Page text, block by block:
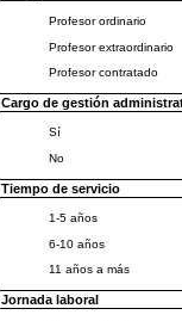
Profesor ordinario
Profesor extraordinario
Profesor contratado
Cargo de gestión
Sí
No
Tiempo de servicio
1-5 años
6-10 años
11 años a más
Jornada laboral